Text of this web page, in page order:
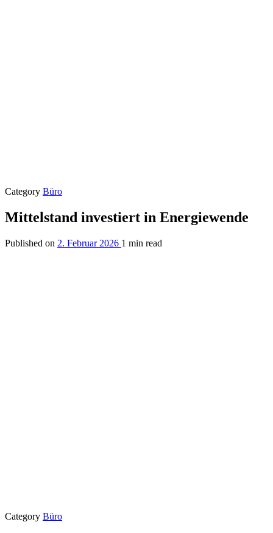
Category Büro
Mittelstand investiert in Energiewende
Published on 2. Februar 2026 1 min read
Category Büro